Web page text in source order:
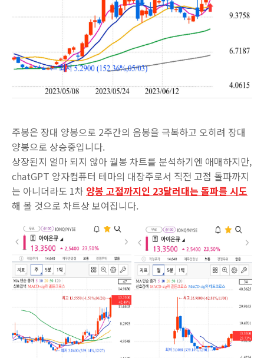
주봉은 장대 양봉으로 2주간의 음봉을 극복하고 오히려 장대
양봉으로 상승중입니다.
상장된지 얼마 되지 않아 월봉 차트를 분석하기엔 애매하지만,
chatGPT 양자컴퓨터 테마의 대장주로서 직전 고점 돌파까지
는 아니더라도 1차 양봉 고점까지인 23달러대는 돌파를 시도
해 볼 것으로 차트상 보여집니다.